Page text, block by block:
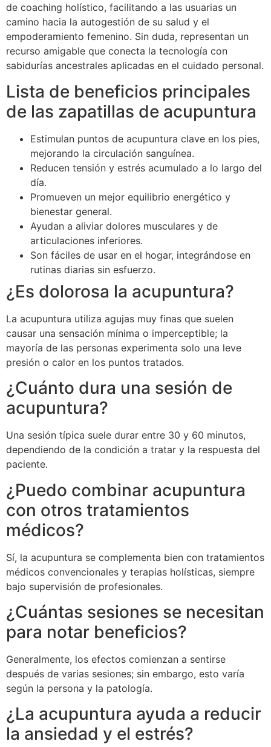
de coaching holístico, facilitando a las usuarias un
camino hacia la autogestión de su salud y el
empoderamiento femenino. Sin duda, representan un
recurso amigable que conecta la tecnología con
sabidurías ancestrales aplicadas en el cuidado personal.
Lista de beneficios principales
de las zapatillas de acupuntura
Estimulan puntos de acupuntura clave en los pies,
mejorando la circulación sanguínea.
Reducen tensión y estrés acumulado a lo largo del
día.
Promueven un mejor equilibrio energético y
bienestar general.
Ayudan a aliviar dolores musculares y de
articulaciones inferiores.
Son fáciles de usar en el hogar, integrándose en
rutinas diarias sin esfuerzo.
¿Es dolorosa la acupuntura?
La acupuntura utiliza agujas muy finas que suelen
causar una sensación mínima o imperceptible; la
mayoría de las personas experimenta solo una leve
presión o calor en los puntos tratados.
¿Cuánto dura una sesión de
acupuntura?
Una sesión típica suele durar entre 30 y 60 minutos,
dependiendo de la condición a tratar y la respuesta del
paciente.
¿Puedo combinar acupuntura
con otros tratamientos
médicos?
Sí, la acupuntura se complementa bien con tratamientos
médicos convencionales y terapias holísticas, siempre
bajo supervisión de profesionales.
¿Cuántas sesiones se necesitan
para notar beneficios?
Generalmente, los efectos comienzan a sentirse
después de varias sesiones; sin embargo, esto varía
según la persona y la patología.
¿La acupuntura ayuda a reducir
la ansiedad y el estrés?